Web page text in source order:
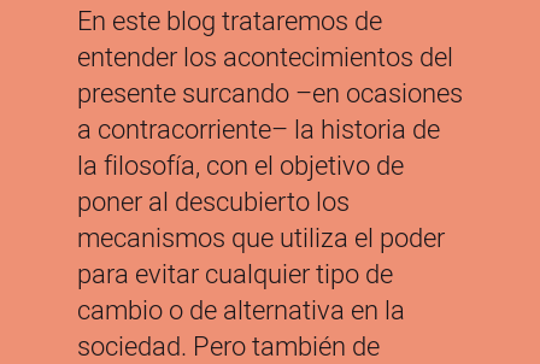
En este blog trataremos de
entender los acontecimientos del
presente surcando –en ocasiones
a contracorriente– la historia de
la filosofía, con el objetivo de
poner al descubierto los
mecanismos que utiliza el poder
para evitar cualquier tipo de
cambio o de alternativa en la
sociedad. Pero también de